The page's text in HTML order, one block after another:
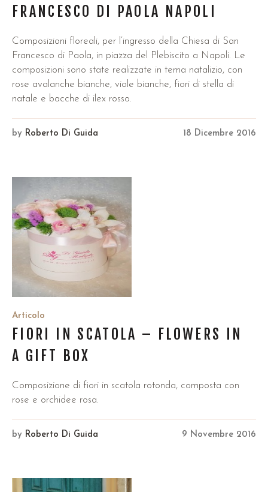
FRANCESCO DI PAOLA NAPOLI
Composizioni floreali, per l’ingresso della Chiesa di San
Francesco di Paola, in piazza del Plebiscito a Napoli. Le
composizioni sono state realizzate in tema natalizio, con
rose avalanche bianche, viole bianche, fiori di stella di
natale e bacche di ilex rosso.
18 Dicembre 2016
by Roberto Di Guida
Articolo
FIORI IN SCATOLA – FLOWERS IN
A GIFT BOX
Composizione di fiori in scatola rotonda, composta con
rose e orchidee rosa.
9 Novembre 2016
by Roberto Di Guida